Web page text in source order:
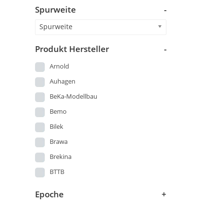
Piko DDR Produktion vor 1973
Spielzeug DDR
Straßenbahn
US-Modelle
Wagen
Spurweite -
Spurweite
Produkt Hersteller -
Arnold
Auhagen
BeKa-Modellbau
Bemo
Bilek
Brawa
Brekina
BTTB
Epoche
+